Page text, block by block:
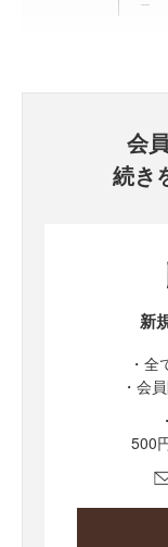
会
続き
新
・
・会
500